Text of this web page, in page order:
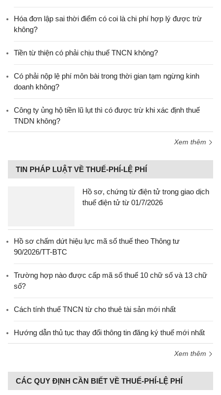
Hóa đơn lập sai thời điểm có coi là chi phí hợp lý được trừ
không?
Tiền từ thiện có phải chịu thuế TNCN không?
Có phải nộp lệ phí môn bài trong thời gian tạm ngừng kinh
doanh không?
Công ty ủng hộ tiền lũ lụt thì có được trừ khi xác định thuế
TNDN không?
Xem thêm
TIN PHÁP LUẬT VỀ THUẾ-PHÍ-LỆ PHÍ
Hồ sơ, chứng từ điện tử trong giao dịch
thuế điện tử từ 01/7/2026
Hồ sơ chấm dứt hiệu lực mã số thuế theo Thông tư
90/2026/TT-BTC
Trường hợp nào được cấp mã số thuế 10 chữ số và 13 chữ
số?
Cách tính thuế TNCN từ cho thuê tài sản mới nhất
Hướng dẫn thủ tục thay đổi thông tin đăng ký thuế mới nhất
Xem thêm
CÁC QUY ĐỊNH CẦN BIẾT VỀ THUẾ-PHÍ-LỆ PHÍ